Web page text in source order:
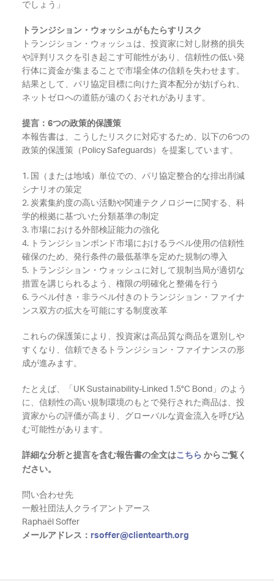
でしょう」
トランジション・ウォッシュがもたらすリスク
トランジション・ウォッシュは、投資家に対し財務的損失
や評判リスクを引き起こす可能性があり、信頼性の低い発
行体に資金が集まることで市場全体の信頼を失わせます。
結果として、パリ協定目標に向けた資本配分が妨げられ、
ネットゼロへの道筋が遠のくおそれがあります。
提言：6つの政策的保護策
本報告書は、こうしたリスクに対応するため、以下の6つの
政策的保護策（Policy Safeguards）を提案しています。
1. 国（または地域）単位での、パリ協定整合的な排出削減
シナリオの策定
2. 炭素集約度の高い活動や関連テクノロジーに関する、科
学的根拠に基づいた分類基準の制定
3. 市場における外部検証能力の強化
4. トランジションボンド市場におけるラベル使用の信頼性
確保のため、発行条件の最低基準を定めた規制の導入
5.
トランジション・ウォッシュに対して規制当局が適切な
措置を講じられるよう、権限の明確化と整備を行う
6. ラベル付き・非ラベル付きのトランジション・ファイナ
ンス双方の拡大を可能にする制度改革
これらの保護策により、投資家は高品質な商品を選別しや
すくなり、信頼できるトランジション・ファイナンスの形
成が進みます。
たとえば、「UK Sustainability-Linked 1.5°C Bond」のよう
に、信頼性の高い規制環境のもとで発行された商品は、投
資家からの評価が高まり、グローバルな資金流入を呼び込
む可能性があります。
詳細な分析と提言を含む報告書の全文はこちら からご覧く
ださい。
問い合わせ先
一般社団法人クライアントアース
Raphaël Soffer
メールアドレス： rsoffer@clientearth.org